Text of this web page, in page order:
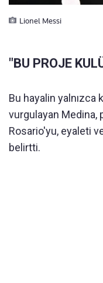
Lionel Messi
"BU PROJE
Bu hayalin yalnızca
vurgulayan
Rosario'yu, eyaleti
belirtti.